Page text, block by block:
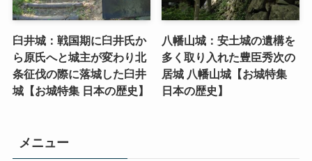
臼井城：戦国期に臼井氏か
ら原氏へと城主が変わり北
条征伐の際に落城した臼井
城【お城特集 日本の歴史】
八幡山城：安土城の遺構を
多く取り入れた豊臣秀次の
居城 八幡山城【お城特集
日本の歴史】
メニュー